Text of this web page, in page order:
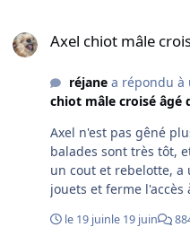
Rosie ni Onyx. Axel n'a pas blessé Benjy et je pense qu'il
je n'ai pas encore
que ça ne se
Axel chiot mâle
réjanea répondu à
chiot mâle croisé âgé
Axel n'est pas gêné
balades sont très tôt,
un cout et rebelotte, a
jouets et ferme
l'intérieur, il a la
moyen que j'ai trouvé.
le 19 juinle 19 juin